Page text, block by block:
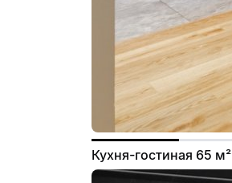
Кухня-гостиная 65 м²